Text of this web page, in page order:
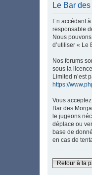
Le Bar
En accédant
responsable
Nous
d’utiliser « Le
Nos forums
sous la
Limited n’est
https://
Vous
Bar des
le jugeons
déplace ou
base de
en cas de
Retour à la